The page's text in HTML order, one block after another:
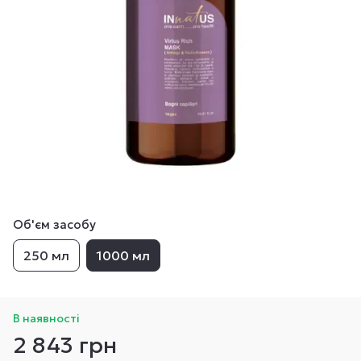
Об'єм засобу
250 мл 1000 мл
В наявності
2 843 грн